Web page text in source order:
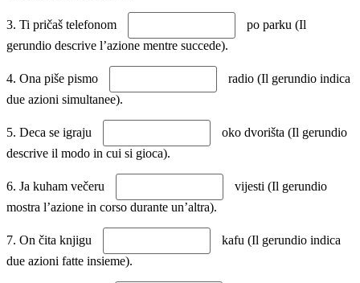
3. Ti pričaš telefonom
po parku (Il
gerundio descrive l’azione mentre succede).
4. Ona piše pismo
radio (Il gerundio indica
due azioni simultanee).
5. Deca se igraju
oko dvorišta (Il gerundio
descrive il modo in cui si gioca).
6. Ja kuham večeru
vijesti (Il gerundio
mostra l’azione in corso durante un’altra).
7. On čita knjigu
kafu (Il gerundio indica
due azioni fatte insieme).